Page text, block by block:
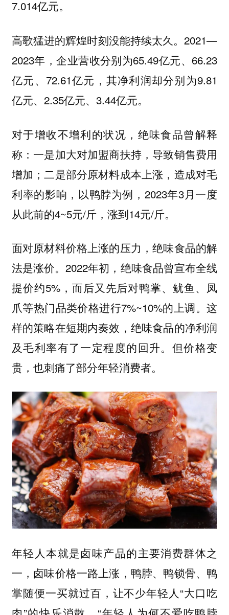
7.014亿元。
高歌猛进的辉煌时刻没能持续太久。2021—
2023年，企业营收分别为65.49亿元、66.23
亿元、72.61亿元，其净利润却分别为9.81
亿元、2.35亿元、3.44亿元。
对于增收不增利的状况，绝味食品曾解释
称：一是加大对加盟商扶持，导致销售费用
增加；二是部分原材料成本上涨，造成对毛
利率的影响，以鸭脖为例，2023年3月一度
从此前的4~5元/斤，涨到14元/斤。
面对原材料价格上涨的压力，绝味食品的解
法是涨价。2022年初，绝味食品曾宣布全线
提价约5%，而后又先后对鸭掌、鱿鱼、凤
爪等热门品类价格进行7%~10%的上调。这
样的策略在短期内奏效，绝味食品的净利润
及毛利率有了一定程度的回升。但价格变
贵，也刺痛了部分年轻消费者。
年轻人本就是卤味产品的主要消费群体之
一，卤味价格一路上涨，鸭脖、鸭锁骨、鸭
掌随便一买就过百，让不少年轻人“大口吃